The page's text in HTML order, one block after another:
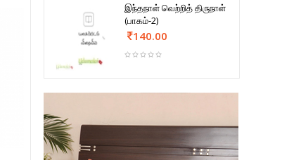
இந்தநாள் வெற்றித் திருநாள்
(பாகம்-2)
140.00